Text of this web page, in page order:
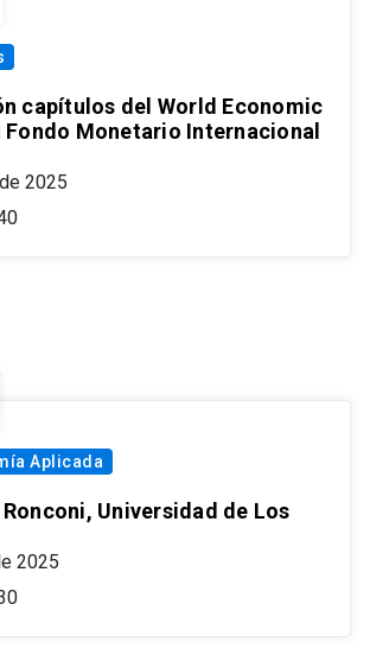
capítulos del World Economic
Monetario Internacional
2025
Aplicada
Universidad de Los
2025